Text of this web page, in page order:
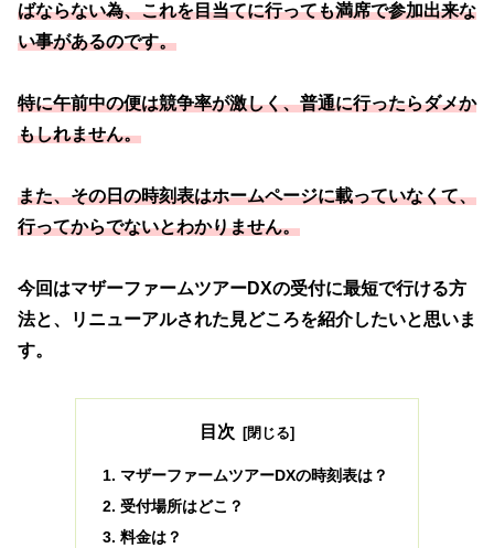
ばならない為、これを目当てに行っても満席で参加出来な
い事があるのです。
特に午前中の便は競争率が激しく、普通に行ったらダメか
もしれません。
また、その日の時刻表はホームページに載っていなくて、
行ってからでないとわかりません。
今回はマザーファームツアーDXの受付に最短で行ける方
法と、リニューアルされた見どころを紹介したいと思いま
す。
目次
マザーファームツアーDXの時刻表は？
受付場所はどこ？
料金は？